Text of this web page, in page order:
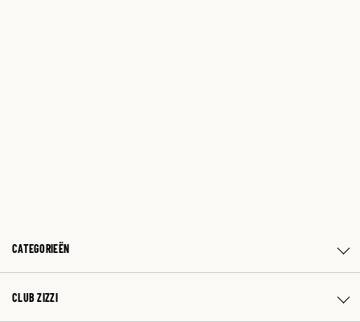
CATEGORIEËN
CLUB ZIZZI